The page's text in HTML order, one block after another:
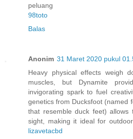
peluang
98toto
Balas
Anonim 31 Maret 2020 pukul
Heavy physical effects weigh
muscles, but Dynamite
invigorating spark to fuel
genetics from Ducksfoot (named
that resemble duck feet)
sight, making it ideal for
lizavetacbd